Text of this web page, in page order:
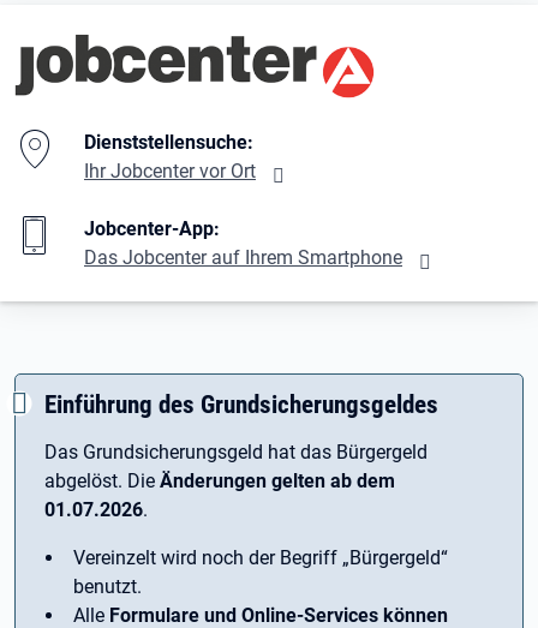
Branding-Bereich Beschreibung
Dienststellensuche:
Ihr Jobcenter vor Ort
Jobcenter-App:
Das Jobcenter auf Ihrem Smartphone
Einführung des Grundsicherungsgeldes
Das Grundsicherungsgeld hat das Bürgergeld
abgelöst. Die Änderungen gelten ab dem
01.07.2026.
Vereinzelt wird noch der Begriff ­„Bürgergeld“
benutzt.
Alle Formulare und Online-Services können